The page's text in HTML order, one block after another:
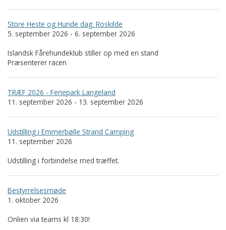
Store Heste og Hunde dag. Roskilde
5. september 2026 - 6. september 2026
Islandsk Fårehundeklub stiller op med en stand
Præsenterer racen
TRÆF 2026 - Feriepark Langeland
11. september 2026 - 13. september 2026
Udstilling i Emmerbølle Strand Camping
11. september 2026
Udstilling i forbindelse med træffet.
Bestyrrelsesmøde
1. oktober 2026
Onlien via teams kl 18:30!